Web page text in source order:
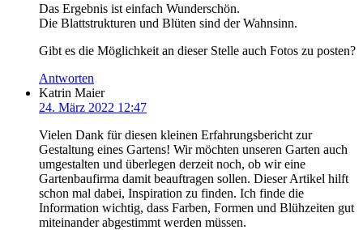
Das Ergebnis ist einfach Wunderschön.
Die Blattstrukturen und Blüten sind der Wahnsinn.
Gibt es die Möglichkeit an dieser Stelle auch Fotos zu posten?
Antworten
Katrin Maier
24. März 2022 12:47
Vielen Dank für diesen kleinen Erfahrungsbericht zur
Gestaltung eines Gartens! Wir möchten unseren Garten auch
umgestalten und überlegen derzeit noch, ob wir eine
Gartenbaufirma damit beauftragen sollen. Dieser Artikel hilft
schon mal dabei, Inspiration zu finden. Ich finde die
Information wichtig, dass Farben, Formen und Blühzeiten gut
miteinander abgestimmt werden müssen.